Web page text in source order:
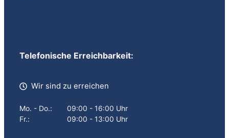
Telefonische Erreichbarkeit:
Wir sind zu erreichen
Mo. - Do.:
Fr.:
09:00 - 16:00 Uhr
09:00 - 13:00 Uhr